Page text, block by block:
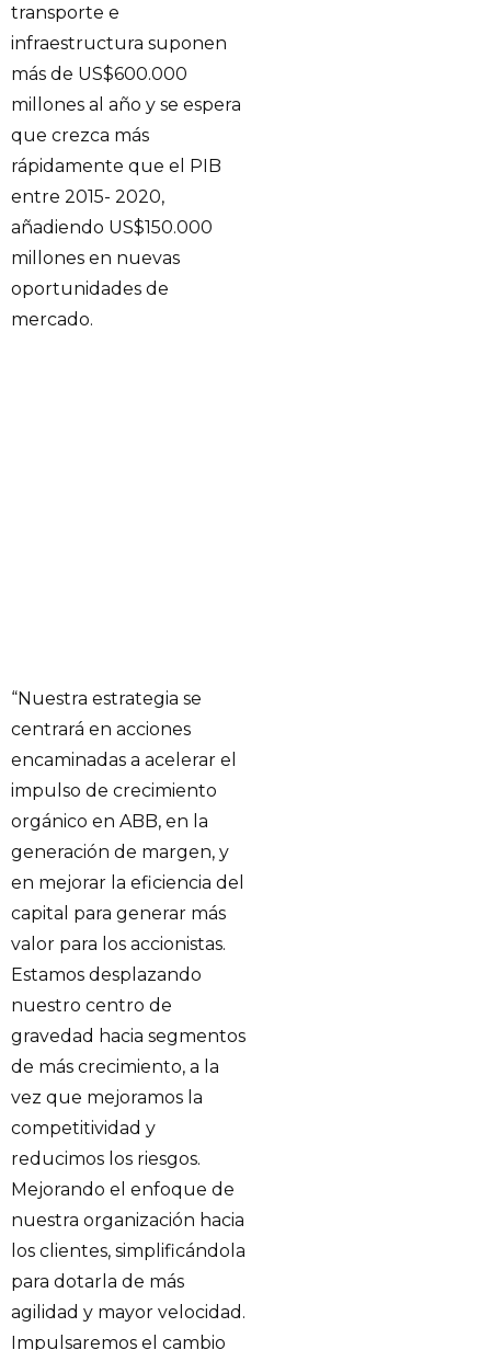
transporte e
infraestructura suponen
más de US$600.000
millones al año y se espera
que crezca más
rápidamente que el PIB
entre 2015- 2020,
añadiendo US$150.000
millones en nuevas
oportunidades de
mercado.
“Nuestra estrategia se
centrará en acciones
encaminadas a acelerar el
impulso de crecimiento
orgánico en ABB, en la
generación de margen, y
en mejorar la eficiencia del
capital para generar más
valor para los accionistas.
Estamos desplazando
nuestro centro de
gravedad hacia segmentos
de más crecimiento, a la
vez que mejoramos la
competitividad y
reducimos los riesgos.
Mejorando el enfoque de
nuestra organización hacia
los clientes, simplificándola
para dotarla de más
agilidad y mayor velocidad.
Impulsaremos el cambio